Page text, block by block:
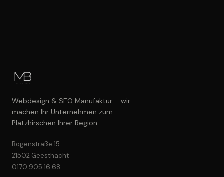
Webdesign & SEO Manufaktur – wir
machen Ihr Unternehmen zum
Platzhirschen Ihrer Region.
Bogenstraße 15
21502 Geesthacht
0170 905 16 68